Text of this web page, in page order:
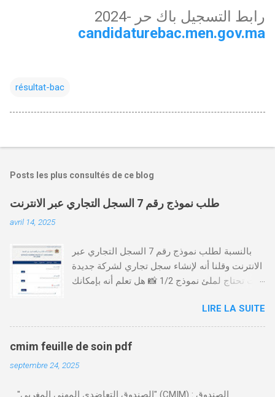
رابط التسجيل باك حر -2024
candidaturebac.men.gov.ma
résultat-bac
Posts les plus consultés de ce blog
طلب نموذج رقم 7 السجل التجاري عبر الانترنت
avril 14, 2025
بالنسبة لطلب نموذج رقم 7 السجل التجاري عبر
الانترنت وقلنا أنه لإنشاء سجل تجاري لشركة جديدة
أنت تحتاج لملئ نموذج 1/2 📸 هل تعلم أنه بإمكانك
من خلال الموقع التابع لوزارة العدل، بدون الحاجة
للتنقل للمحكمة التجارية
https://servicesenligne.justice.gov.ma كيفية
طلب النموذجين 7 و 9 من الإنترنت في المغرب .
الخطوات: الدخول إلى موقع المحاكم-
LIRE LA SUITE
cmim feuille de soin pdf
septembre 24, 2025
"الصندوق التعاضدي المهني المغربي" (CMIM) : الصندوق